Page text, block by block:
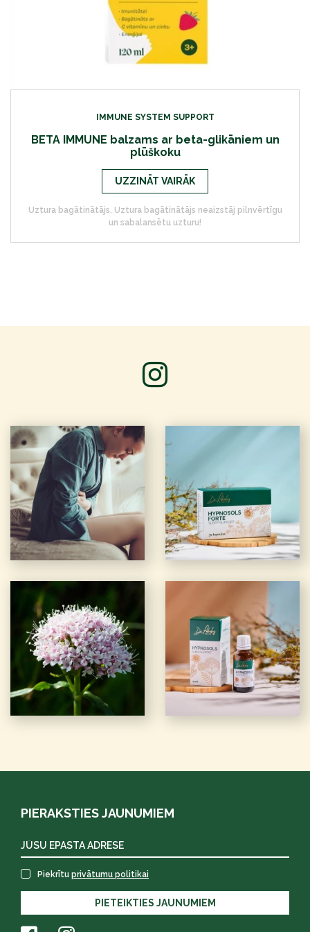
IMMUNE SYSTEM SUPPORT
BETA IMMUNE balzams ar beta-glikāniem un
plūškoku
UZZINĀT VAIRĀK
Uztura bagātinātājs. Uztura bagātinātājs neaizstāj pilnvērtīgu
un sabalansētu uzturu!
PIERAKSTIES JAUNUMIEM
Piekrītu privātumu politikai
PIETEIKTIES JAUNUMIEM